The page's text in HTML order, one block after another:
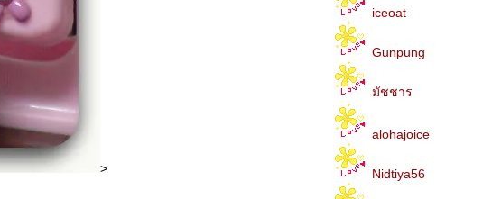
>
iceoat
Gunpung
มัชชาร
alohajoice
Nidtiya56